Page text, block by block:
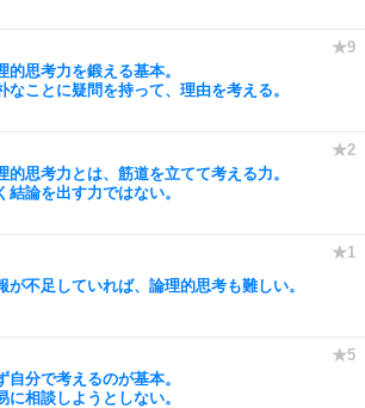
的思考力を鍛える基本。
なことに疑問を持って、理由を考える。
的思考力とは、筋道を立てて考える力。
結論を出す力ではない。
が不足していれば、論理的思考も難しい。
自分で考えるのが基本。
に相談しようとしない。